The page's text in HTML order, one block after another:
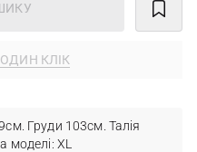
КЛІК
Груди 103см. Талія
моделі: XL